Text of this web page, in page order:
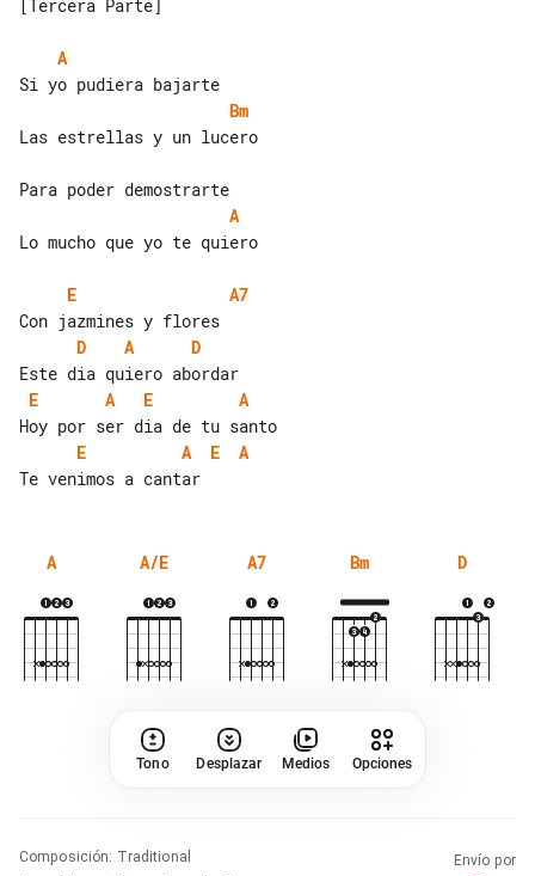
[Tercera Parte]
A
Bm
Las estrellas y un lucero
A
Lo mucho que yo te quiero
E
A7
D
A
D
E
A E
A
E
A E
A
A A/E A7 Bm D
Tono Desplazar Medios Opciones
Composición: Traditional
Envío por